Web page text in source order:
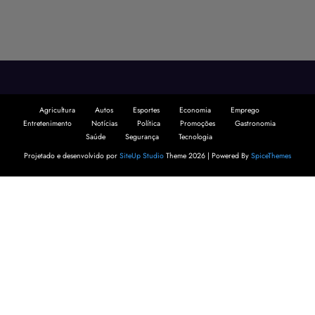
Agricultura Autos Esportes Economia
Emprego
Entretenimento
Notícias Política Promoções
Gastronomia
Saúde
Segurança
Tecnologia
Projetado e desenvolvido por SiteUp Studio Theme 2026 | Powered By SpiceThemes